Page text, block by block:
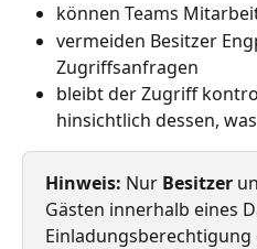
können Teams
vermeiden Besitzer
Zugriffsanfragen
bleibt der Zugriff
hinsichtlich dessen,
Hinweis: Nur Besitzer
Gästen innerhalb eines
Einladungsberechtigung